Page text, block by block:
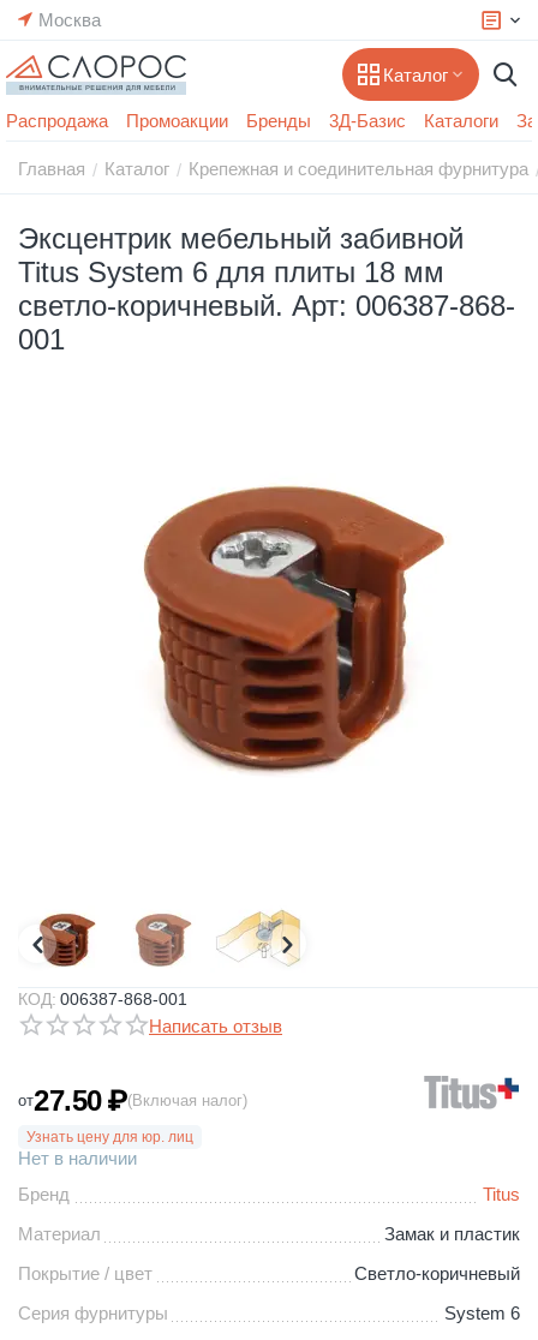
Москва
Каталог
Распродажа Промоакции Бренды 3Д-Базис Каталоги
Главная / Каталог / Крепежная и соединительная фурнитура
Эксцентрик мебельный забивной
Titus System 6 для плиты 18 мм
светло-коричневый. Арт: 006387-868-
001
КОД: 006387-868-001
Написать отзыв
от27.50₽(Включая налог)
Узнать цену для юр. лиц
Нет в наличии
Бренд
Titus
Материал
Замак и пластик
Покрытие / цвет
Светло-коричневый
Серия фурнитуры
System 6